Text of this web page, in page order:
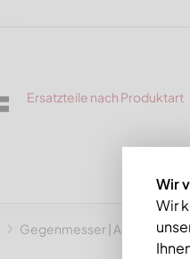
Ersatzteile nach Produktart
Gegenmesser |
Wir
Wir